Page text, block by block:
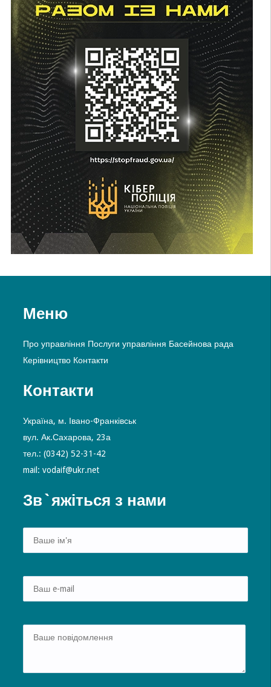
Меню
Про управління Послуги управління Басейнова рада
Керівництво Контакти
Контакти
Україна, м. Івано-Франківськ
вул. Ак.Сахарова, 23а
тел.: (0342) 52-31-42
mail: vodaif@ukr.net
Зв`яжіться з нами